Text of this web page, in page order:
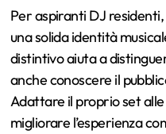
Per aspiranti DJ
una solida identità
distintivo aiuta a
anche conoscere il
Adattare il proprio set
migliorare l’esperienza